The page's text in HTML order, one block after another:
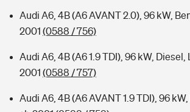
Audi A6, 4B (A6 AVANT 2.0), 96 kW,
2001 (0588 / 756)
Audi A6, 4B (A6 1.9 TDI), 96 kW,
2001 (0588 / 757)
Audi A6, 4B (A6 AVANT 1.9 TDI), 96